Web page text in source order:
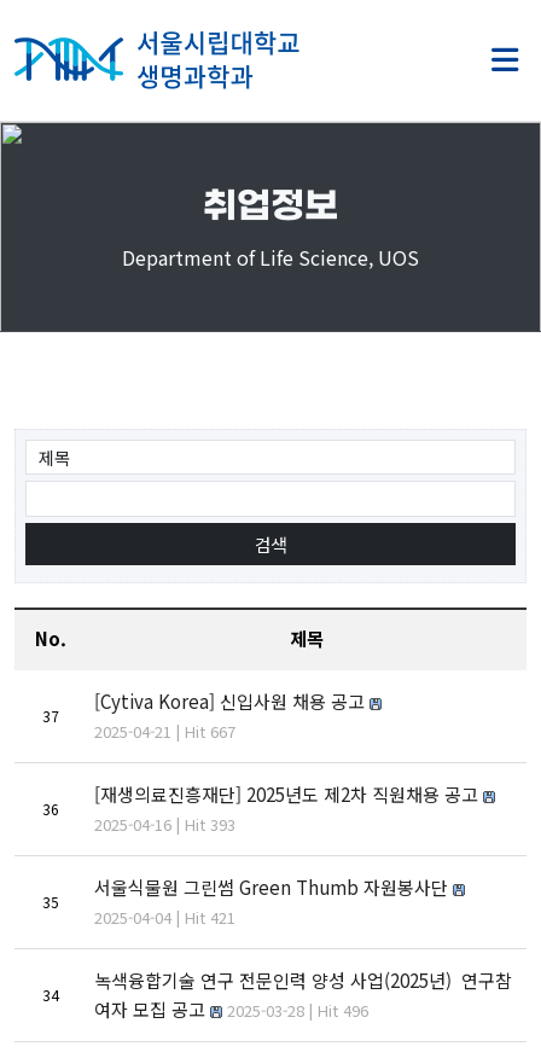
취업정보
Department of Life Science, UOS
No. 제목
37
[Cytiva Korea] 신입사원 채용 공고
2025-04-21 | Hit 667
36
[재생의료진흥재단] 2025년도 제2차 직원채용 공고
2025-04-16 | Hit 393
35
서울식물원 그린썸 Green Thumb 자원봉사단
2025-04-04 | Hit 421
34
녹색융합기술 연구 전문인력 양성 사업(2025년) 연구참
여자 모집 공고
2025-03-28 | Hit 496